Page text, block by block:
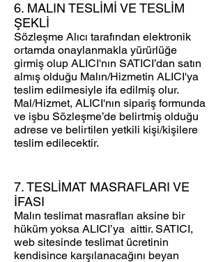
6. MALIN TESLİMİ VE TESLİM
ŞEKLİ
Sözleşme Alıcı tarafından elektronik
ortamda onaylanmakla yürürlüğe
girmiş olup ALICI'nın SATICI’dan satın
almış olduğu Malın/Hizmetin ALICI'ya
teslim edilmesiyle ifa edilmiş olur.
Mal/Hizmet, ALICI'nın sipariş formunda
ve işbu Sözleşme’de belirtmiş olduğu
adrese ve belirtilen yetkili kişi/kişilere
teslim edilecektir.
7. TESLİMAT MASRAFLARI VE
İFASI
Malın teslimat masrafları aksine bir
hüküm yoksa ALICI’ya aittir. SATICI,
web sitesinde teslimat ücretinin
kendisince karşılanacağını beyan